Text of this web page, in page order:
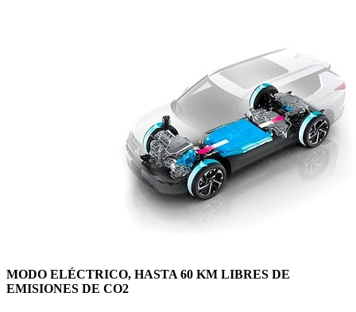
MODO ELÉCTRICO, HASTA 60 KM LIBRES DE
EMISIONES DE CO2